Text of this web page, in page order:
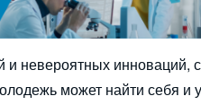
невероятных инноваций,
может найти себя и